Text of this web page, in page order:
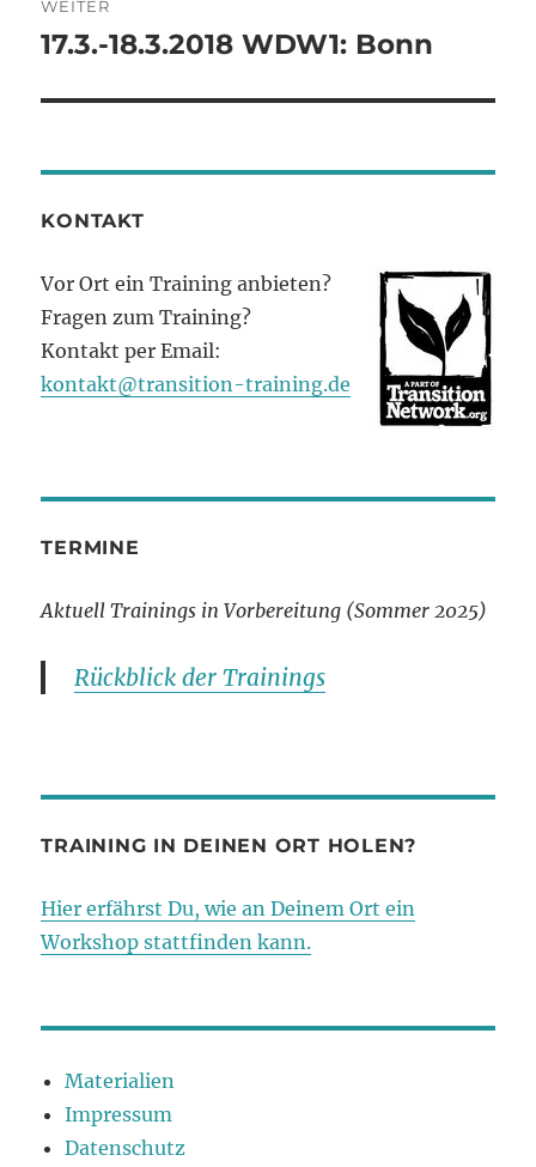
WEITER
Nächster
17.3.-18.3.2018 WDW1: Bonn
KONTAKT
Vor Ort ein Training anbieten?
Fragen zum Training?
Kontakt per Email:
kontakt@transition-training.de
TERMINE
Aktuell Trainings in Vorbereitung (Sommer 2025)
Rückblick der Trainings
TRAINING IN DEINEN ORT HOLEN?
Hier erfährst Du, wie an Deinem Ort ein
Workshop stattfinden kann.
Materialien
Impressum
Datenschutz